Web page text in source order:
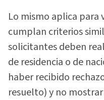
Lo mismo aplica para
cumplan criterios
solicitantes deben
de residencia o de
haber recibido
resuelto) y no